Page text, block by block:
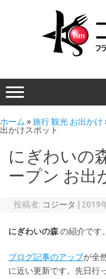
ホーム »旅行 観光 お出かけ
出かけスポット
にぎわいの
ープン お出
投稿者: コジータ 2019
にぎわいの森の紹介です。
ブログ記事のアップが全
に近い更新です。先日行